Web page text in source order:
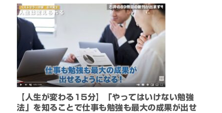
【人生が変わる15分】「やってはいけない勉強
法」を知ることで仕事も勉強も最大の成果が出せ